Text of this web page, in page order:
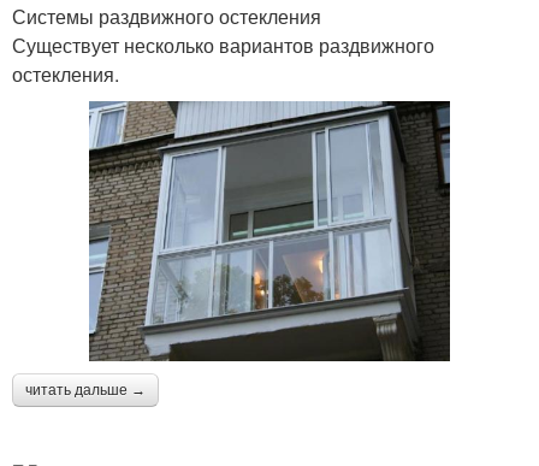
Системы раздвижного остекления
Существует несколько вариантов раздвижного
остекления.
читать дальше →